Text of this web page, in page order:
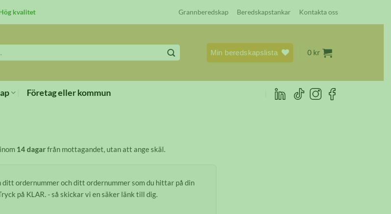
kvalitet Grannberedskap Beredskapstankar Kontakta oss
Min beredskapslista 0 kr
Företag eller kommun
14 dagarfrån mottagandet, utan att ange skäl.
ditt ordernummer och ditt ordernummer som du hittar på din
på KLAR. - så skickar vi en säker länk till dig.